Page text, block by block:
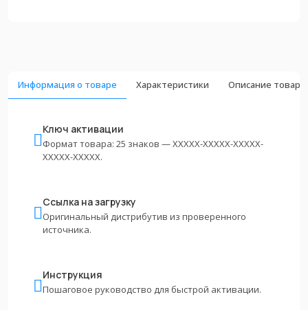
Информация о товаре Характеристики Описание товара
Ключ активации
Формат товара: 25 знаков — XXXXX-XXXXX-XXXXX-
XXXXX-XXXXX.
Ссылка на загрузку
Оригинальный дистрибутив из проверенного
источника.
Инструкция
Пошаговое руководство для быстрой активации.